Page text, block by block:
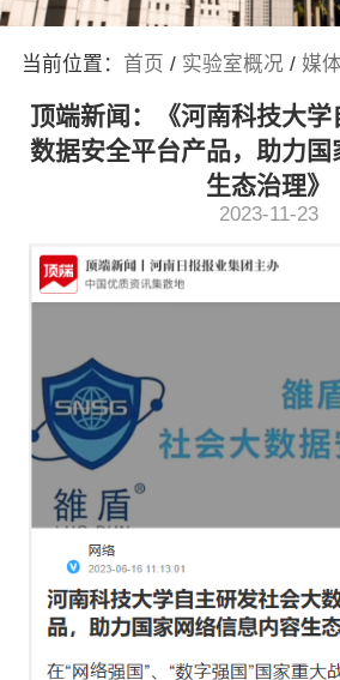
当前位置： 首页 / 实验室概况 / 媒
顶端新闻：《河南科技大
数据安全平台产品，助力国
生态治理》
2023-11-23